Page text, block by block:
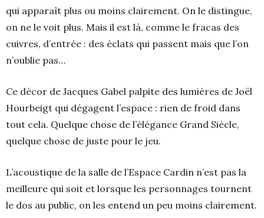
qui apparaît plus ou moins clairement. On le distingue,
on ne le voit plus. Mais il est là, comme le fracas des
cuivres, d’entrée : des éclats qui passent mais que l’on
n’oublie pas…
Ce décor de Jacques Gabel palpite des lumières de Joël
Hourbeigt qui dégagent l’espace : rien de froid dans
tout cela. Quelque chose de l’élégance Grand Siècle,
quelque chose de juste pour le jeu.
L’acoustique de la salle de l’Espace Cardin n’est pas la
meilleure qui soit et lorsque les personnages tournent
le dos au public, on les entend un peu moins clairement.